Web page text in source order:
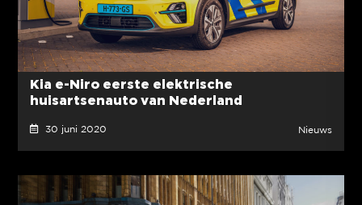
Kia e-Niro eerste elektrische
huisartsenauto van Nederland
30 juni 2020 Nieuws